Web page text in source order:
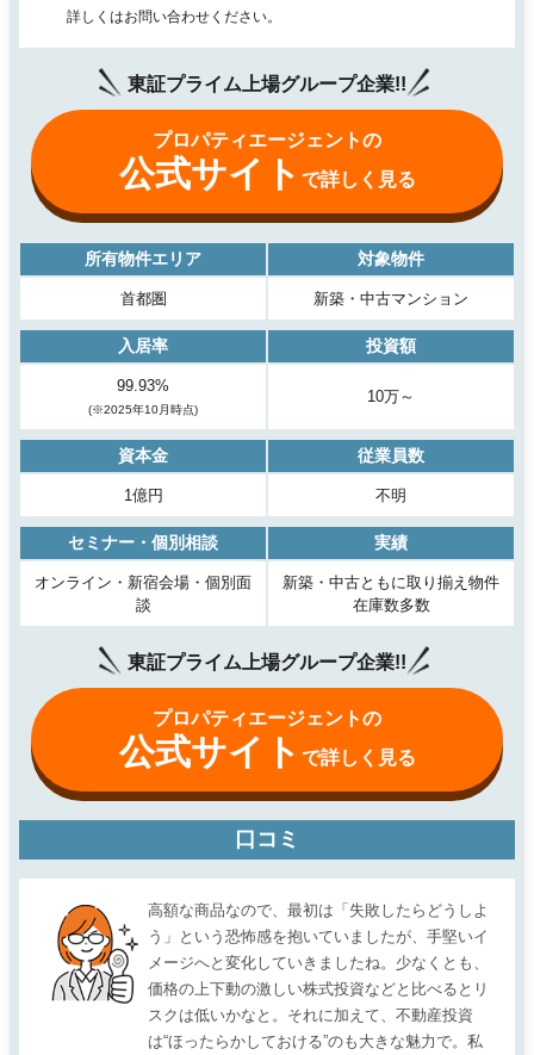
詳しくはお問い合わせください。
東証プライム上場グループ企業!!
プロパティエージェントの
公式サイト で詳しく見る
所有物件エリア 対象物件
首都圏 新築・中古マンション
入居率 投資額
99.93%
(※2025年10月時点)
10万～
資本金 従業員数
1億円 不明
セミナー・個別相談 実績
オンライン・新宿会場・個別面
談
新築・中古ともに取り揃え物件
在庫数多数
東証プライム上場グループ企業!!
プロパティエージェントの
公式サイト で詳しく見る
口コミ
高額な商品なので、最初は「失敗したらどうしよ
う」という恐怖感を抱いていましたが、手堅いイ
メージへと変化していきましたね。少なくとも、
価格の上下動の激しい株式投資などと比べるとリ
スクは低いかなと。それに加えて、不動産投資
は“ほったらかしておける”のも大きな魅力で。私